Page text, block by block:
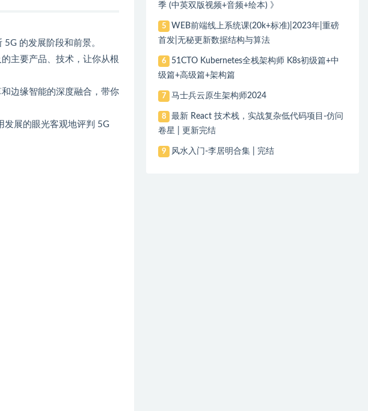
的发展阶段和前景。
主要产品、技术，让你从根
边缘智能的深度融合，带你
发展的眼光客观地评判 5G
季 (中英双版视频+音频+绘本) 》
5
WEB前端线上系统课(20k+标准)|2023年|重磅
首发|无秘更新数据结构与算法
6
51CTO Kubernetes全栈架构师 K8s初级篇+中
级篇+高级篇+架构篇
7 马士兵云原生架构师2024
8
最新 React 技术栈，实战复杂低代码项目-仿问
卷星 | 更新完结
9 风水入门-李居明合集 | 完结